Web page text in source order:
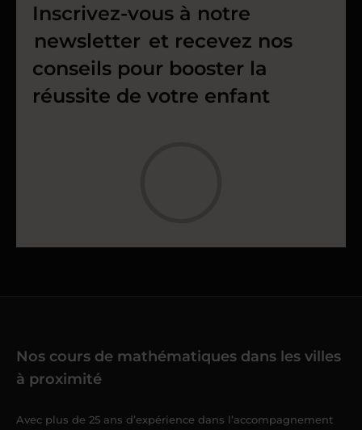
Inscrivez-vous à notre
newsletter et recevez nos
conseils pour booster la
réussite de votre enfant
Nos cours de mathématiques dans les villes
à proximité
Avec plus de 25 ans d’expérience dans l’accompagnement